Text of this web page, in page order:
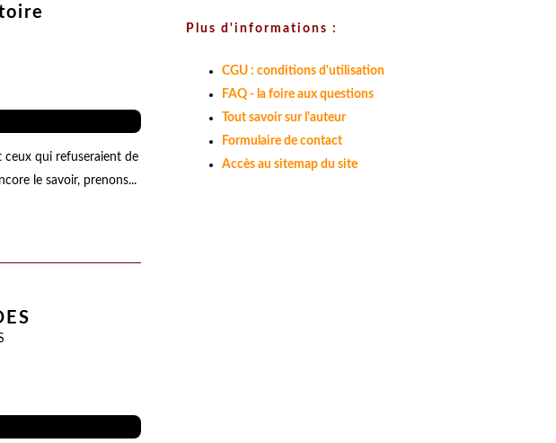
ceux qui refuseraient de
le savoir, prenons...
Plus d'informations :
CGU : conditions d'utilisation
FAQ - la foire aux questions
Tout savoir sur l'auteur
Formulaire de contact
Accès au sitemap du site